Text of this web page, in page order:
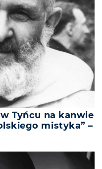
Tyńcu na kanwie
mistyka” –